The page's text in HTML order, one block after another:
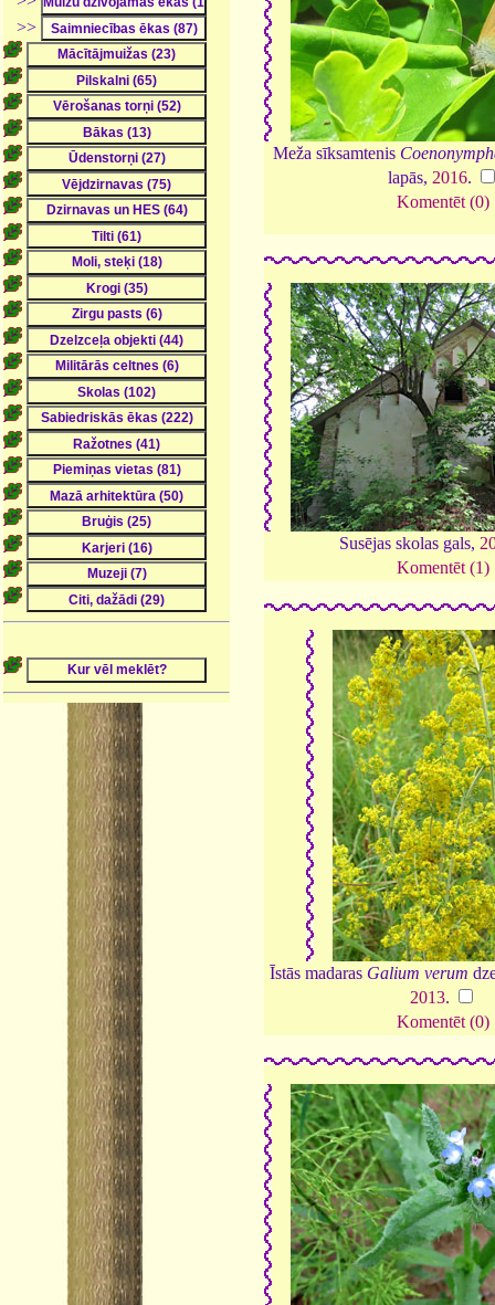
>>
Meža sīksamtenis
lapās, 2016.
Komentēt (0)
Susējas skolas gals,
Komentēt (1)
Īstās madaras Galium verum
2013.
Komentēt (0)